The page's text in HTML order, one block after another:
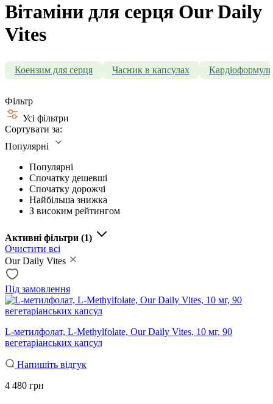
Вітаміни для серця Our Daily
Vites
Коензим для серця Часник в капсулах Кардіоформули
Фільтр
Усі фільтри
Сортувати за:
Популярні
Популярні
Спочатку дешевші
Спочатку дорожчі
Найбільша знижка
З високим рейтингом
Активні фільтри (1)
Очистити всі
Our Daily Vites
Під замовлення
L-метилфолат, L-Methylfolate, Our Daily Vites, 10 мг, 90
вегетаріанських капсул
Напишіть відгук
4 480 грн